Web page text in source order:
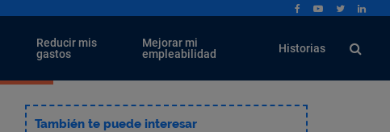
Reducir mis
gastos
Mejorar mi
empleabilidad
Historias
También te puede interesar